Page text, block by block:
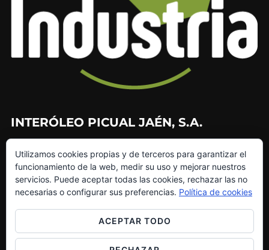
INTERÓLEO PICUAL JAÉN, S.A.
953 226 010
953 272 499
info@interoleo.com
canaldedenuncias@interoleo.com
Utilizamos cookies propias y de terceros para garantizar el
funcionamiento de la web, medir su uso y mejorar nuestros
servicios. Puede aceptar todas las cookies, rechazar las no
necesarias o configurar sus preferencias. Política de cookies
ACEPTAR TODO